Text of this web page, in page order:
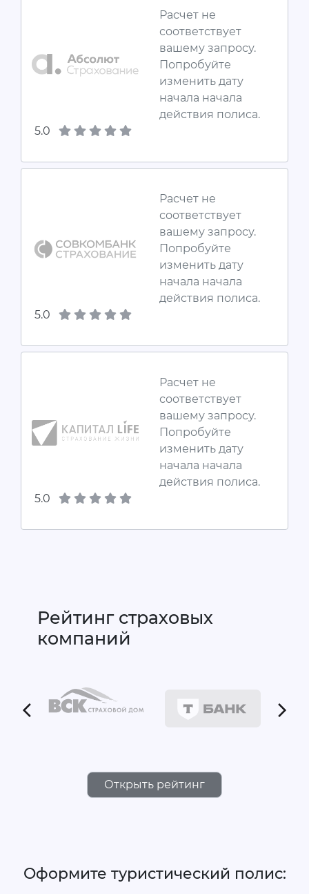
Расчет не
соответствует
вашему запросу.
Попробуйте
изменить дату
начала начала
действия полиса.
5.0
Расчет не
соответствует
вашему запросу.
Попробуйте
изменить дату
начала начала
действия полиса.
5.0
Расчет не
соответствует
вашему запросу.
Попробуйте
изменить дату
начала начала
действия полиса.
5.0
Рейтинг страховых
компаний
Открыть рейтинг
Оформите туристический полис: